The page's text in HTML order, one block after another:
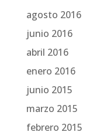
agosto 2016
junio 2016
abril 2016
enero 2016
junio 2015
marzo 2015
febrero 2015